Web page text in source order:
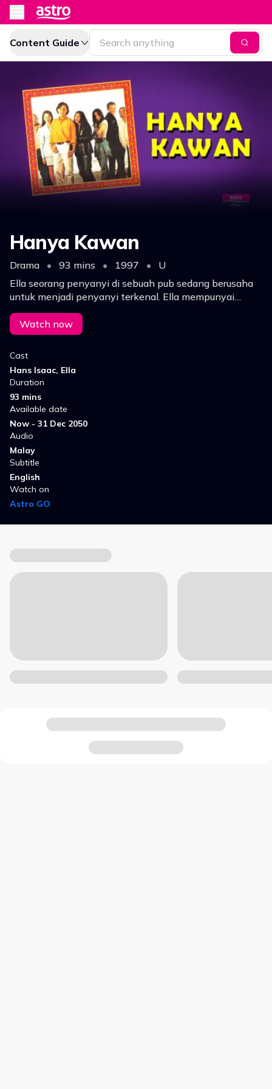
Content Guide
Hanya Kawan
Drama • 93 mins • 1997 •
U
Ella seorang penyanyi di sebuah pub sedang berusaha
untuk menjadi penyanyi terkenal. Ella mempunyai
seorang teman lelaki Hans seorang pelakon dan mulai
rapat dengan Michael atas alasan urusan rakaman.
Watch now
Cast
Hans Isaac, Ella
Duration
93 mins
Available date
Now - 31 Dec 2050
Audio
Malay
Subtitle
English
Watch on
Astro GO